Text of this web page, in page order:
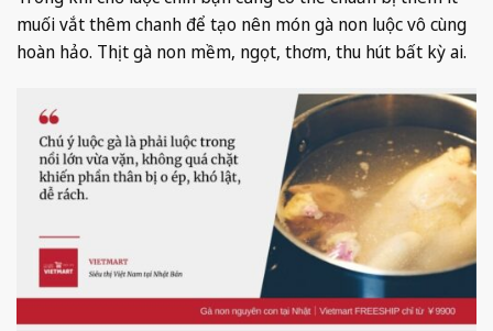
muối vắt thêm chanh để tạo nên món gà non luộc vô cùng
hoàn hảo. Thịt gà non mềm, ngọt, thơm, thu hút bất kỳ ai.